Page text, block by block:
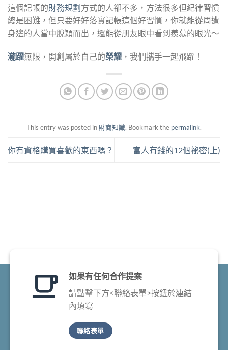
這個記帳的財務規劃方式的人卻不多，方法很多但紀律習慣
總是困難，但只要好好落實記帳這個好習慣，你就能從周遭
身邊的人當中脫穎而出，還能從朋友眼中看到羨慕的眼光～
瀧躍無限，開創屬於自己的榮耀 ，我們攜手一起飛躍！
This entry was posted in 財商知識. Bookmark the permalink.
你有資格購買喜歡的東西嗎？ 富人有錢的12個祕密(上)
如果有任何合作提案
請點擊下方<聯絡表單>按鈕於連結
內填寫
聯絡表單